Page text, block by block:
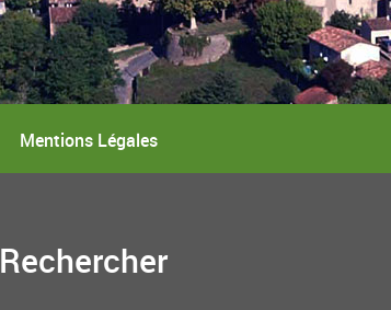
Mentions Légales
Rechercher